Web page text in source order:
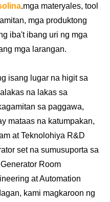
.mga materyales, tool
mga produktong
iba't ibang uri ng mga
mga larangan.
isang lugar na higit sa
na lakas sa
sa paggawa,
mataas na katumpakan,
at Teknolohiya R&D
set na sumusuporta sa
Room
at Automation
kami magkaroon ng